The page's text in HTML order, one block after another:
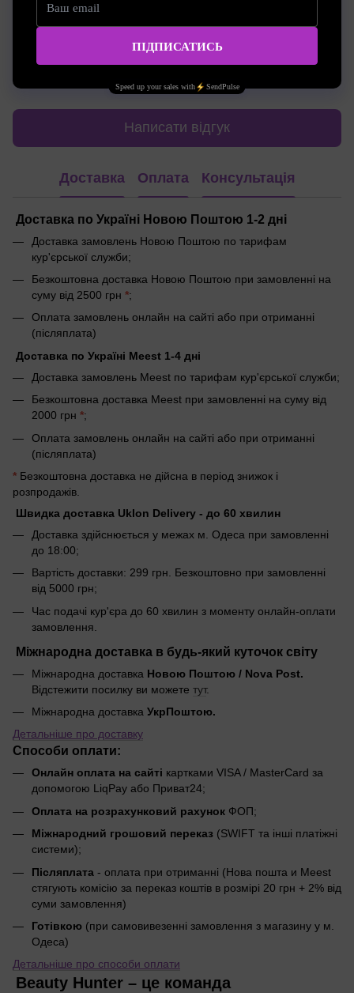
Додайте перший відгук
Написати відгук
Доставка Оплата Консультація
Доставка по Україні Новою Поштою 1-2 дні
Доставка замовлень Новою Поштою по тарифам
кур'єрської служби;
Безкоштовна доставка Новою Поштою при замовленні на
суму від 2500 грн *;
Оплата замовлень онлайн на сайті або при отриманні
(післяплата)
Доставка по Україні Meest 1-4 дні
Доставка замовлень Meest по тарифам кур'єрської служби;
Безкоштовна доставка Meest при замовленні на суму від
2000 грн *;
Оплата замовлень онлайн на сайті або при отриманні
(післяплата)
* Безкоштовна доставка не дійсна в період знижок і
розпродажів.
Швидка доставка Uklon Delivery - до 60 хвилин
Доставка здійснюється у межах м. Одеса при замовленні
до 18:00;
Вартість доставки: 299 грн. Безкоштовно при замовленні
від 5000 грн;
Час подачі кур'єра до 60 хвилин з моменту онлайн-оплати
замовлення.
Міжнародна доставка в будь-який куточок світу
Міжнародна доставка Новою Поштою / Nova Post.
Відстежити посилку ви можете тут.
Міжнародна доставка УкрПоштою.
Детальніше про доставку
Способи оплати:
Онлайн оплата на сайті картками VISA / MasterCard за
допомогою LiqPay або Приват24;
Оплата на розрахунковий рахунок ФОП;
Міжнародний грошовий переказ (SWIFT та інші платіжні
системи);
Післяплата - оплата при отриманні (Нова пошта и Meest
стягують комісію за переказ коштів в розмірі 20 грн + 2% від
суми замовлення)
Готівкою (при самовивезенні замовлення з магазину у м.
Одеса)
Детальніше про способи оплати
Beauty Hunter – це команда